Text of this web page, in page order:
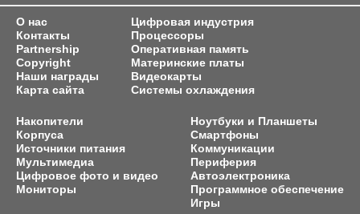
О нас
Контакты
Partnership
Copyright
Наши награды
Карта сайта
Цифровая индустрия
Процессоры
Оперативная память
Материнские платы
Видеокарты
Системы охлаждения
Накопители
Корпуса
Источники питания
Мультимедиа
Цифровое фото и видео
Мониторы
Ноутбуки и Планшеты
Смартфоны
Коммуникации
Периферия
Автоэлектроника
Программное обеспечение
Игры